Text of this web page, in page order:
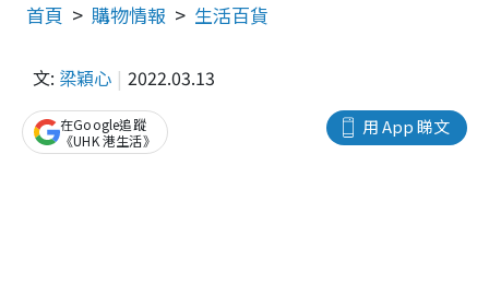
首頁 購物情報 生活百貨
文: 梁穎心 2022.03.13
用 App 睇文
在Google追蹤
《UHK 港生活》